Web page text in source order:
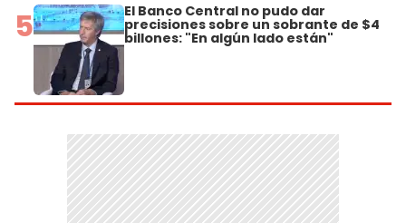
5 El Banco Central no pudo dar
precisiones sobre un sobrante de $4
billones: "En algún lado están"